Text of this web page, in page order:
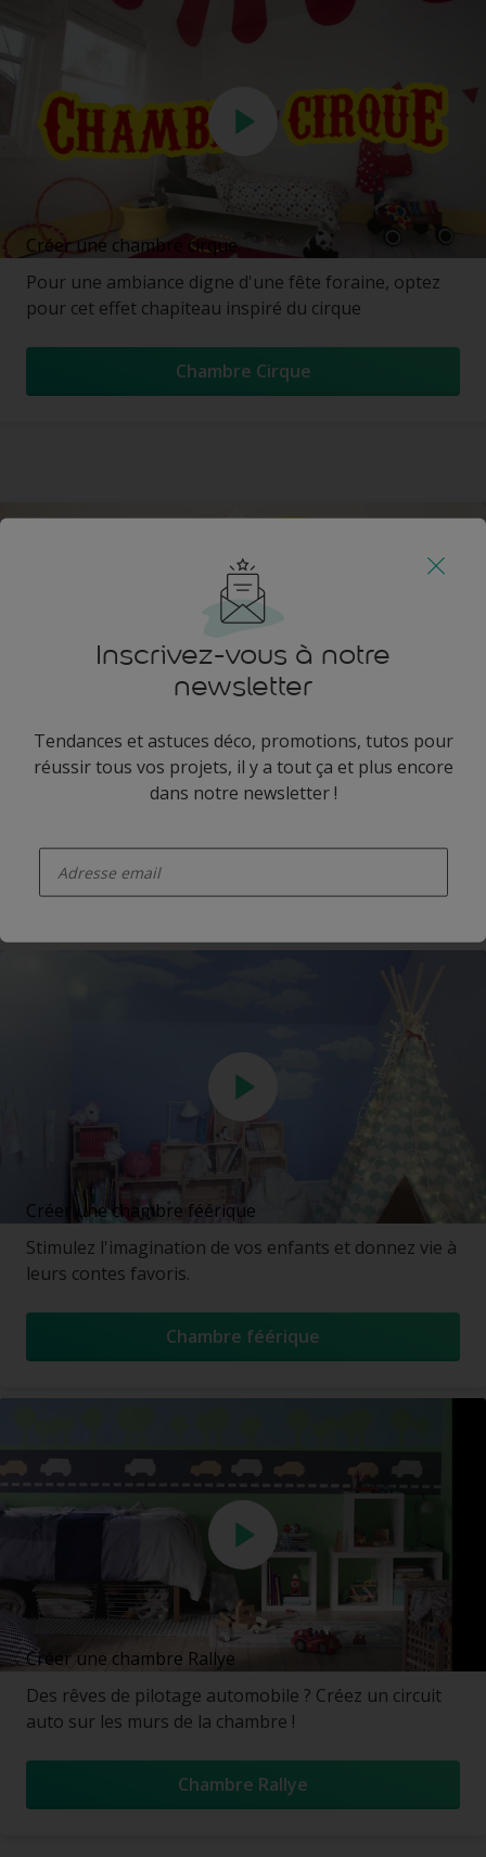
Créer une chambre cirque
Pour une ambiance digne d'une fête foraine, optez
pour cet effet chapiteau inspiré du cirque
Chambre Cirque
Créer une chambre d'aventurier
Redécorez la chambre de votre enfant sur le thème
Créer une chambre féérique
Stimulez l'imagination de vos enfants et donnez vie à
leurs contes favoris.
Chambre féérique
Créer une chambre Rallye
Des rêves de pilotage automobile ? Créez un circuit
auto sur les murs de la chambre !
Chambre Rallye
Inscrivez-vous à notre
newsletter
Tendances et astuces déco, promotions, tutos pour
réussir tous vos projets, il y a tout ça et plus encore
dans notre newsletter !